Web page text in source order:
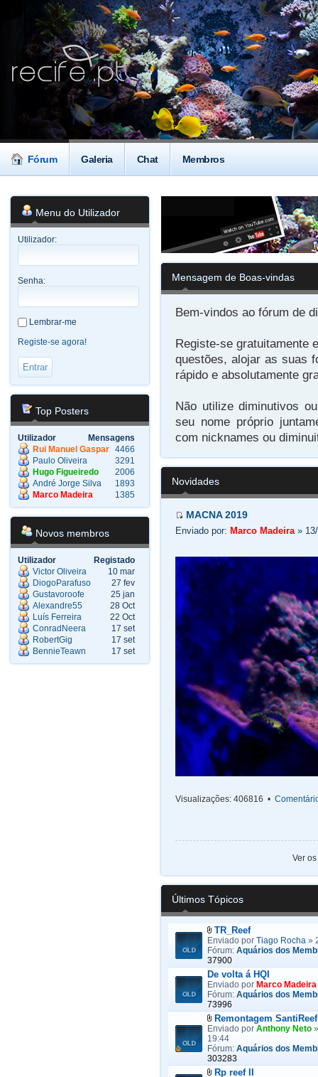
Fórum Galeria Chat Membros
Menu do Utilizador
Utilizador:
Senha:
Lembrar-me
Registe-se agora!
Top Posters
Utilizador
Mensagens
Rui Manuel Gaspar 4466
Paulo Oliveira
3291
Hugo Figueiredo
2006
André Jorge Silva
1893
Marco Madeira
1385
Novos membros
Utilizador
Registado
Victor Oliveira
10 mar
DiogoParafuso
27 fev
Gustavoroofe
25 jan
Alexandre55
28 Oct
Luís Ferreira
22 Oct
ConradNeera
17 set
RobertGig
17 set
BennieTeawn
17 set
Mensagem de Boas-vindas
Bem-vindos ao fórum de
Registe-se gratuitamente
questões, alojar as suas
rápido e absolutamente
Não utilize diminutivos
seu nome próprio
com nicknames ou
Novidades
MACNA 2019
Enviado por: Marco Madeira» 13/
Visualizações: 406816 •
Ver
Últimos Tópicos
TR_Reef
Enviado por Tiago Rocha »
Fórum: Aquários dos
37900
De volta á HQI
Enviado por Marco Madeira
Fórum: Aquários dos
73996
Remontagem
Enviado por Anthony Neto
19:44
Fórum: Aquários dos
303283
Rp reef II